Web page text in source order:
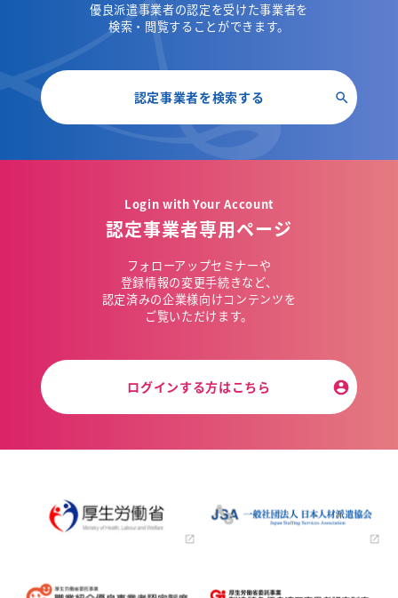
優良派遣事業者の認定を受けた事業者を
検索・閲覧することができます。
認定事業者を検索する
Login with Your Account
認定事業者専用ページ
フォローアップセミナーや
登録情報の変更手続きなど、
認定済みの企業様向けコンテンツを
ご覧いただけます。
ログインする方はこちら